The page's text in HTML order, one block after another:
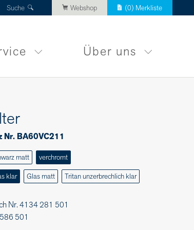
Suche Webshop (0) Merkliste
Über uns
Nr. BA60VC211
matt verchromt
klar Glas matt Tritan unzerbrechlich klar
Nr. 4134 281 501
501